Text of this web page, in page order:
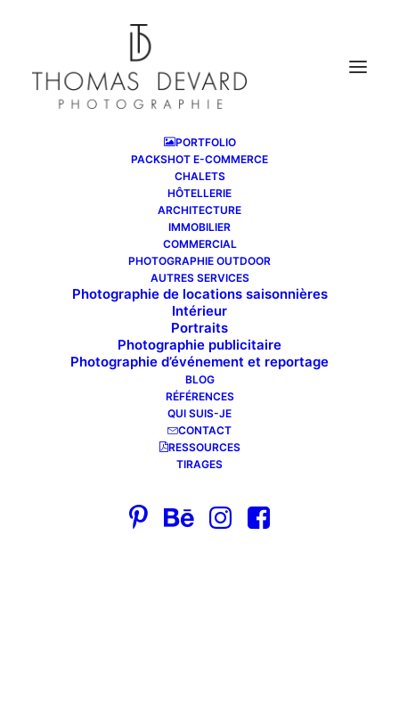
PORTFOLIO
PACKSHOT E-COMMERCE
CHALETS
HÔTELLERIE
ARCHITECTURE
IMMOBILIER
COMMERCIAL
PHOTOGRAPHIE OUTDOOR
AUTRES SERVICES
Photographie de locations saisonnières
Intérieur
Portraits
Photographie publicitaire
Photographie d’événement et reportage
BLOG
RÉFÉRENCES
QUI SUIS-JE
CONTACT
RESSOURCES
TIRAGES